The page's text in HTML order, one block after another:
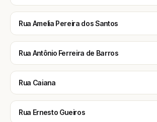
Rua Amelia Pereira dos Santos
Rua Antônio Ferreira de Barros
Rua Caiana
Rua Ernesto Gueiros